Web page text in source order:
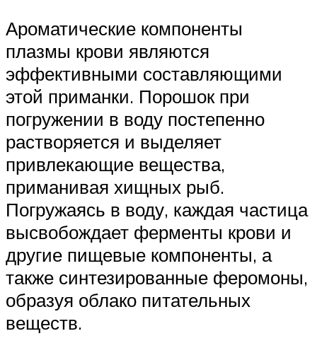
Ароматические компоненты
плазмы крови являются
эффективными составляющими
этой приманки. Порошок при
погружении в воду постепенно
растворяется и выделяет
привлекающие вещества,
приманивая хищных рыб.
Погружаясь в воду, каждая частица
высвобождает ферменты крови и
другие пищевые компоненты, а
также синтезированные феромоны,
образуя облако питательных
веществ.